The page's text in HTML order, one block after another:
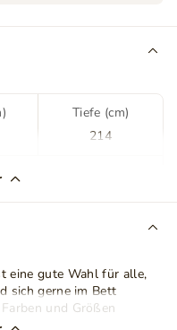
Tiefe (cm)
214
eine gute Wahl für alle,
sich gerne im Bett
und Größen
richtigen Modells